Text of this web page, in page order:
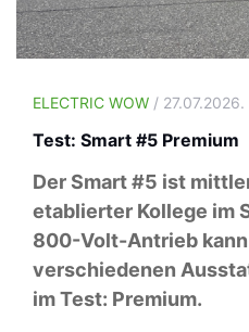
ELECTRIC WOW / 27.07.2026.
Test: Smart #5 Premium
Der Smart #5 ist
etablierter Kollege im
800-Volt-Antrieb
verschiedenen
im Test: Premium.